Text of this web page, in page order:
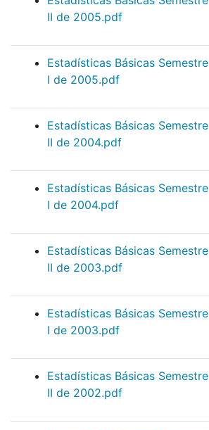
II de 2005.pdf
Estadísticas Básicas Semestre
I de 2005.pdf
Estadísticas Básicas Semestre
II de 2004.pdf
Estadísticas Básicas Semestre
I de 2004.pdf
Estadísticas Básicas Semestre
II de 2003.pdf
Estadísticas Básicas Semestre
I de 2003.pdf
Estadísticas Básicas Semestre
II de 2002.pdf